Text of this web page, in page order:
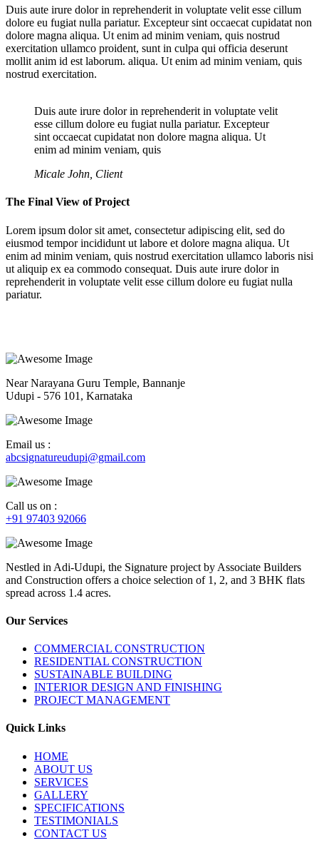
Duis aute irure dolor in reprehenderit in voluptate velit esse cillum
dolore eu fugiat nulla pariatur. Excepteur sint occaecat cupidatat non
dolore magna aliqua. Ut enim ad minim veniam, quis nostrud
exercitation ullamco proident, sunt in culpa qui officia deserunt
mollit anim id est laborum. aliqua. Ut enim ad minim veniam, quis
nostrud exercitation.
Duis aute irure dolor in reprehenderit in voluptate velit
esse cillum dolore eu fugiat nulla pariatur. Excepteur
sint occaecat cupidatat non dolore magna aliqua. Ut
enim ad minim veniam, quis
Micale John, Client
The Final View of Project
Lorem ipsum dolor sit amet, consectetur adipiscing elit, sed do
eiusmod tempor incididunt ut labore et dolore magna aliqua. Ut
enim ad minim veniam, quis nostrud exercitation ullamco laboris nisi
ut aliquip ex ea commodo consequat. Duis aute irure dolor in
reprehenderit in voluptate velit esse cillum dolore eu fugiat nulla
pariatur.
Near Narayana Guru Temple, Bannanje
Udupi - 576 101, Karnataka
Email us :
abcsignatureudupi@gmail.com
Call us on :
+91 97403 92066
Nestled in Adi-Udupi, the Signature project by Associate Builders
and Construction offers a choice selection of 1, 2, and 3 BHK flats
spread across 1.4 acres.
Our Services
COMMERCIAL CONSTRUCTION
RESIDENTIAL CONSTRUCTION
SUSTAINABLE BUILDING
INTERIOR DESIGN AND FINISHING
PROJECT MANAGEMENT
Quick Links
HOME
ABOUT US
SERVICES
GALLERY
SPECIFICATIONS
TESTIMONIALS
CONTACT US